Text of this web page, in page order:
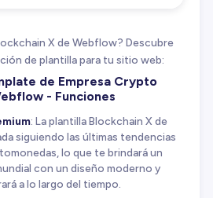
X de Webflow? Descubre
de plantilla para tu sitio web:
de Empresa Crypto
- Funciones
: La plantilla Blockchain X de
siguiendo las últimas tendencias
lo que te brindará un
con un diseño moderno y
a lo largo del tiempo.